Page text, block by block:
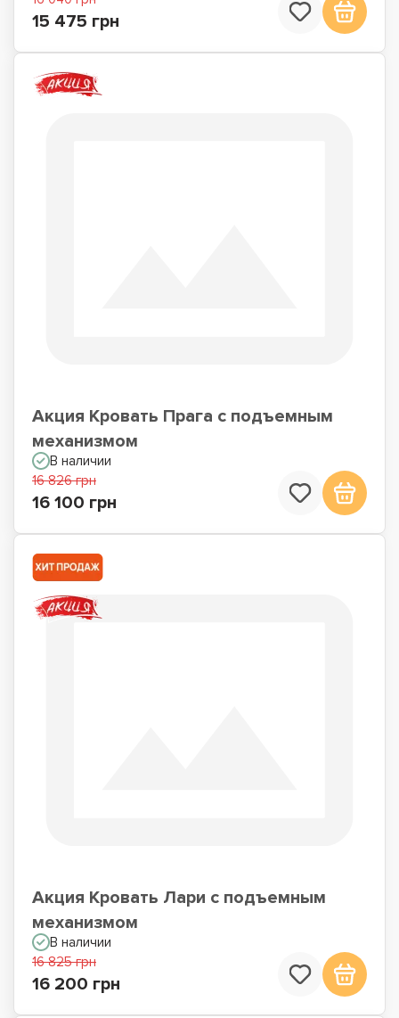
15 475 грн
Акция Кровать Прага с подъемным
механизмом
В наличии
16 826 грн
16 100 грн
Акция Кровать Лари с подъемным
механизмом
В наличии
16 825 грн
16 200 грн